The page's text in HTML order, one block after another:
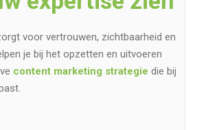
voor vertrouwen, zichtbaarheid en
je bij het opzetten en uitvoeren
content marketing strategie die bij